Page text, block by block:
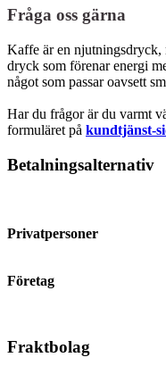
Fråga oss gärna
Kaffe är en njutningsdryck,
dryck som förenar energi
något som passar oavsett
Har du frågor är du varmt
formuläret på kundtjänst-
Betalningsalternativ
Privatpersoner
Företag
Fraktbolag